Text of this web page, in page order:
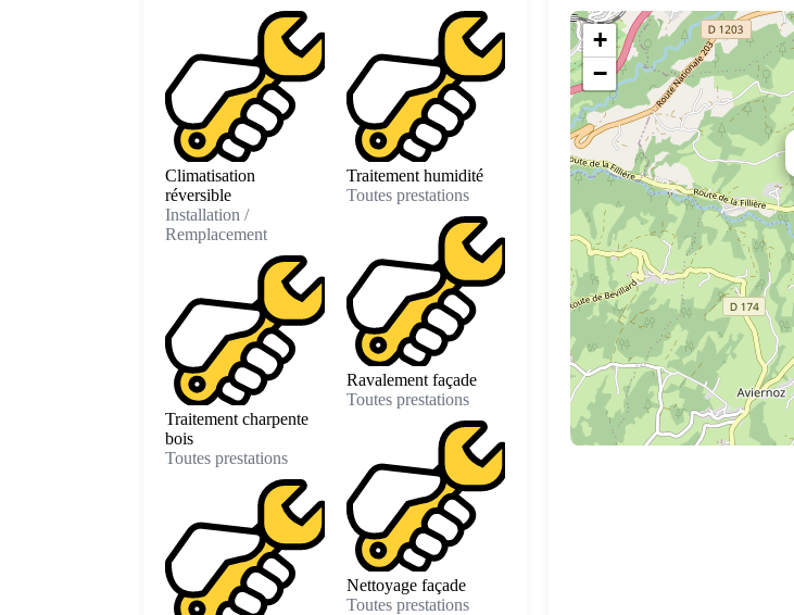
Climatisation
réversible
Installation /
Remplacement
Traitement charpente
bois
Toutes prestations
Traitement humidité
Toutes prestations
Ravalement façade
Toutes prestations
Nettoyage façade
Toutes prestations
+
−